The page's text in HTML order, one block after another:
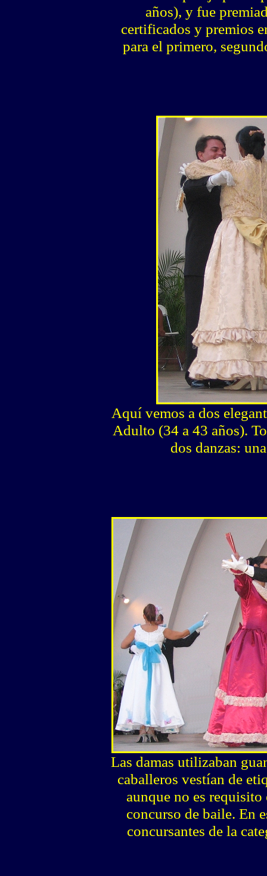
años), y fue
certificados y premios
para el primero,
Aquí vemos a dos
Adulto (34 a 43 años).
dos danzas:
Las damas utilizaban
caballeros vestían de
aunque no es
concurso de baile. En
concursantes de la